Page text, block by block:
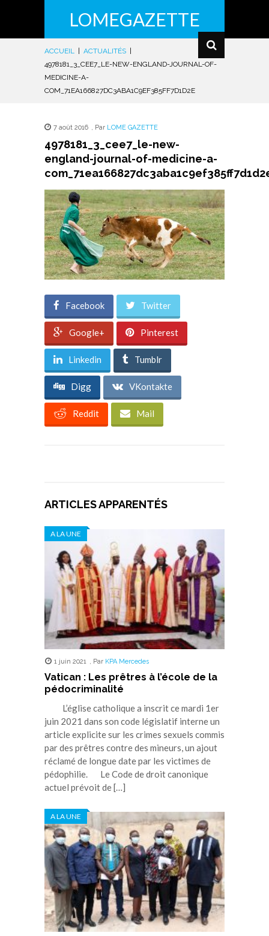
LOMEGAZETTE
ACCUEIL ACTUALITÉS
4978181_3_CEE7_LE-NEW-ENGLAND-JOURNAL-OF-
MEDICINE-A-
COM_71EA166827DC3ABA1C9EF385FF7D1D2E
7 août 2016 , Par LOME GAZETTE
4978181_3_cee7_le-new-
england-journal-of-medicine-a-
Facebook Twitter
Google+ Pinterest
Linkedin Tumblr
Digg VKontakte
Reddit Mail
ARTICLES APPARENTÉS
A LA UNE
1 juin 2021 , Par KPA Mercedes
Vatican : Les prêtres à l’école de la
pédocriminalité
L’église catholique a inscrit ce mardi 1er
juin 2021 dans son code législatif interne un
article explicite sur les crimes sexuels commis
par des prêtres contre des mineurs, un ajout
réclamé de longue date par les victimes de
pédophilie. Le Code de droit canonique
actuel prévoit de […]
A LA UNE